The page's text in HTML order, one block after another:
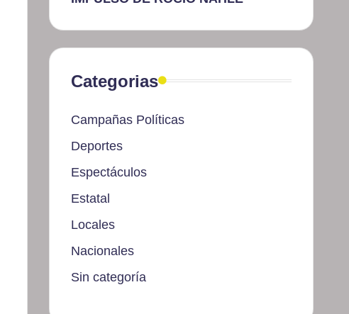
Categorias
Campañas Políticas
Deportes
Espectáculos
Estatal
Locales
Nacionales
Sin categoría